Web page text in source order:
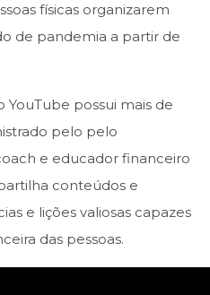
físicas organizarem
de pandemia a partir de
YouTube possui mais de
pelo pelo
e educador financeiro
conteúdos e
e lições valiosas capazes
das pessoas.